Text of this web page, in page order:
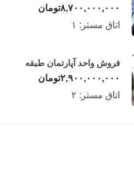
خوابه در فریدونکنار
۸,۷۰۰,۰۰۰,۰۰۰تومان
اتاق مستر: ۱
فروش واحد آپارتمان طبقه
چهارم در فریدونکنار
۲,۹۰۰,۰۰۰,۰۰۰تومان
اتاق مستر: ۲